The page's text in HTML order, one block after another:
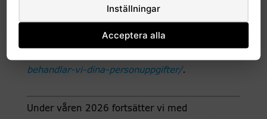
Genom att fylla i detta formulär samtycker du
till att Region Skåne behandlar dina personliga
uppgifter. Här finns mer
behandlar-vi-dina-personuppgifter/.
Under våren 2026 fortsätter vi med
Inställningar
Acceptera alla